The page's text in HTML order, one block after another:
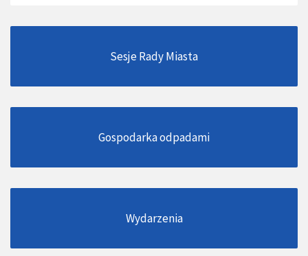
Sesje Rady Miasta
Gospodarka odpadami
Wydarzenia